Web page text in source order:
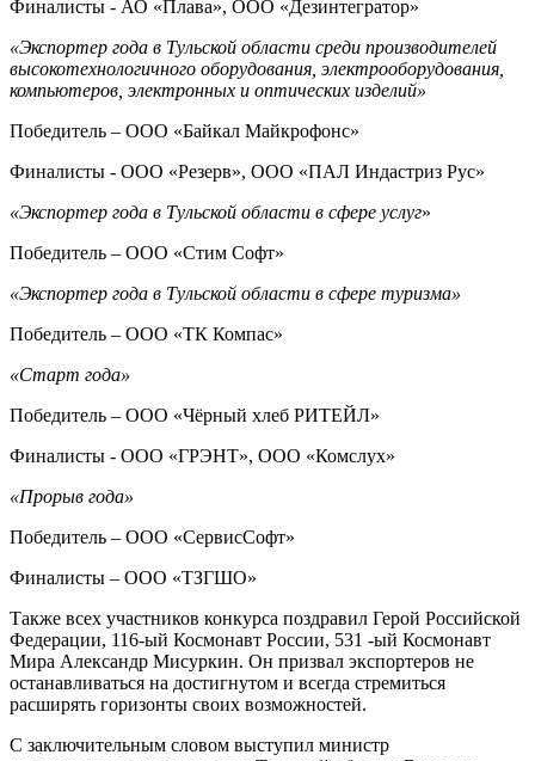
Финалисты - АО «Плава», ООО «Дезинтегратор»
«Экспортер года в Тульской области среди производителей
высокотехнологичного оборудования, электрооборудования,
компьютеров, электронных и оптических изделий»
Победитель – ООО «Байкал Майкрофонс»
Финалисты - ООО «Резерв», ООО «ПАЛ Индастриз Рус»
«Экспортер года в Тульской области в сфере услуг»
Победитель – ООО «Стим Софт»
«Экспортер года в Тульской области в сфере туризма»
Победитель – ООО «ТК Компас»
«Старт года»
Победитель – ООО «Чёрный хлеб РИТЕЙЛ»
Финалисты - ООО «ГРЭНТ», ООО «Комслух»
«Прорыв года»
Победитель – ООО «СервисСофт»
Финалисты – ООО «ТЗГШО»
Также всех участников конкурса поздравил Герой Российской
Федерации, 116-ый Космонавт России, 531 -ый Космонавт
Мира Александр Мисуркин. Он призвал экспортеров не
останавливаться на достигнутом и всегда стремиться
расширять горизонты своих возможностей.
С заключительным словом выступил министр